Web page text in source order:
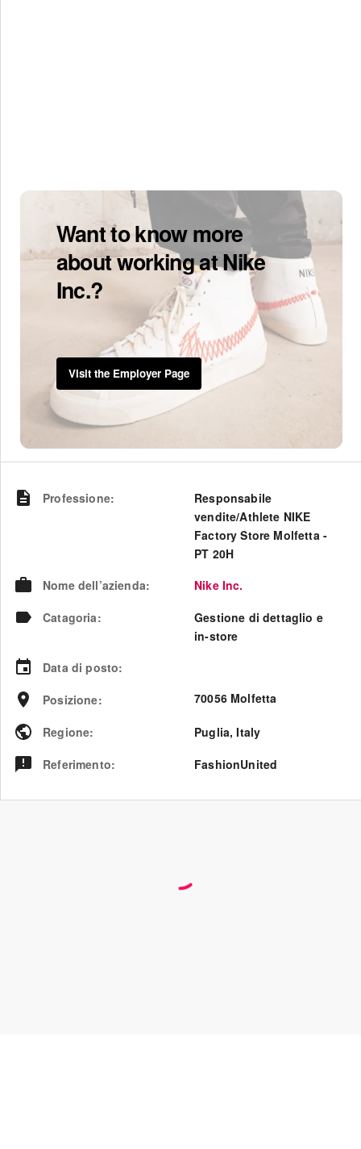
Want to know more
about working at Nike
Inc.?
Visit the Employer Page
Professione:
Responsabile
vendite/Athlete NIKE
Factory Store Molfetta -
PT 20H
Nome dell’azienda:
Nike Inc.
Catagoria:
Gestione di dettaglio e
in-store
Data di posto:
Posizione: 70056 Molfetta
Regione: Puglia,Italy
Referimento: FashionUnited